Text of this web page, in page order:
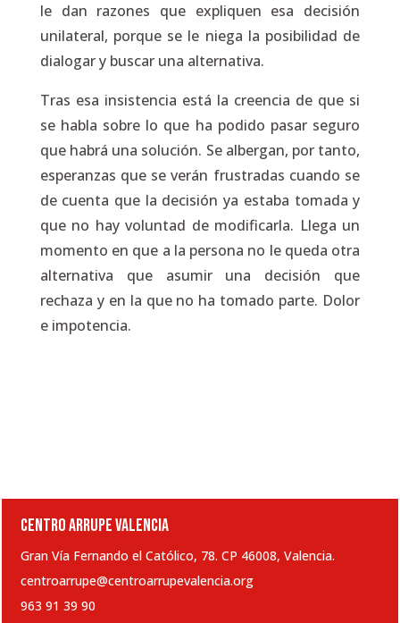
le dan razones que expliquen esa decisión
unilateral, porque se le niega la posibilidad de
dialogar y buscar una alternativa.
Tras esa insistencia está la creencia de que si
se habla sobre lo que ha podido pasar seguro
que habrá una solución. Se albergan, por tanto,
esperanzas que se verán frustradas cuando se
de cuenta que la decisión ya estaba tomada y
que no hay voluntad de modificarla. Llega un
momento en que a la persona no le queda otra
alternativa que asumir una decisión que
rechaza y en la que no ha tomado parte. Dolor
e impotencia.
CENTRO ARRUPE VALENCIA
Gran Vía Fernando el Católico, 78. CP 46008, Valencia.
centroarrupe@centroarrupevalencia.org
963 91 39 90